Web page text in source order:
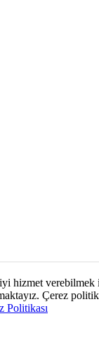
hizmet
Çerez
Politikası